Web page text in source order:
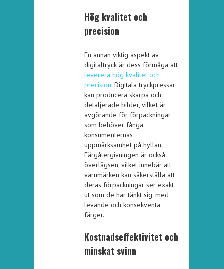
Hög kvalitet och
precision
En annan viktig aspekt av
digitaltryck är dess förmåga att
leverera hög kvalitet och
precision. Digitala tryckpressar
kan producera skarpa och
detaljerade bilder, vilket är
avgörande för förpackningar
som behöver fånga
konsumenternas
uppmärksamhet på hyllan.
Färgåtergivningen är också
överlägsen, vilket innebär att
varumärken kan säkerställa att
deras förpackningar ser exakt
ut som de har tänkt sig, med
levande och konsekventa
färger.
Kostnadseffektivitet och
minskat svinn